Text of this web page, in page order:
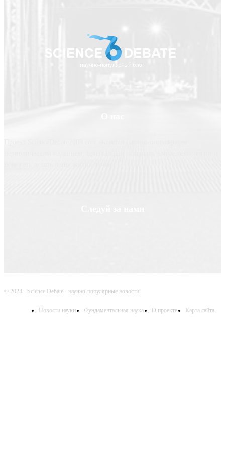
© 2023 - Science Debate - научно-популярные новости
Новости науки Фундаментальная наука О проекте Карта сайта